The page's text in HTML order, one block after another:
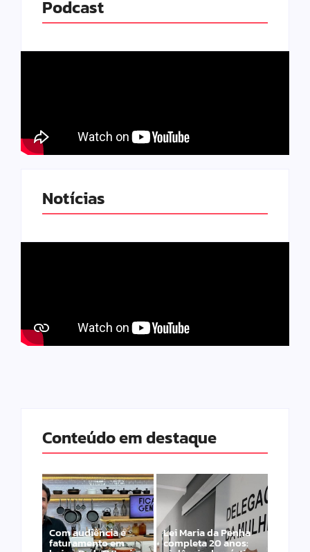
Podcast
Notícias
Conteúdo em destaque
Com audiência e
faturamento em
Lei Maria da Penha
completa 20 anos: